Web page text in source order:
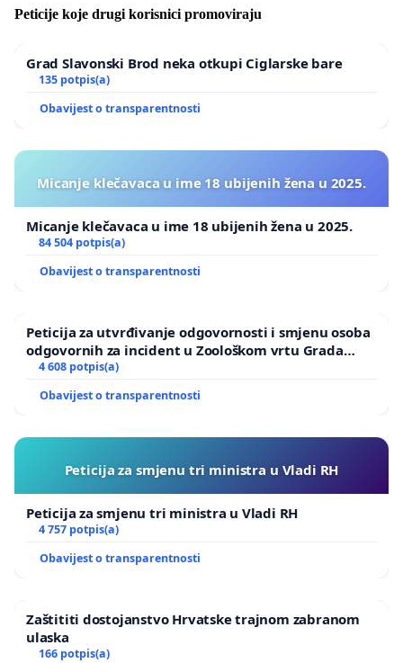
Peticije koje drugi korisnici promoviraju
Grad Slavonski Brod neka otkupi Ciglarske bare
135 potpis(a)
Obavijest o transparentnosti
Micanje klečavaca u ime 18 ubijenih žena u 2025.
Micanje klečavaca u ime 18 ubijenih žena u 2025.
84 504 potpis(a)
Obavijest o transparentnosti
Peticija za utvrđivanje odgovornosti i smjenu osoba
odgovornih za incident u Zoološkom vrtu Grada
Zagreba
4 608 potpis(a)
Obavijest o transparentnosti
Peticija za smjenu tri ministra u Vladi RH
Peticija za smjenu tri ministra u Vladi RH
4 757 potpis(a)
Obavijest o transparentnosti
Zaštititi dostojanstvo Hrvatske trajnom zabranom
ulaska
166 potpis(a)